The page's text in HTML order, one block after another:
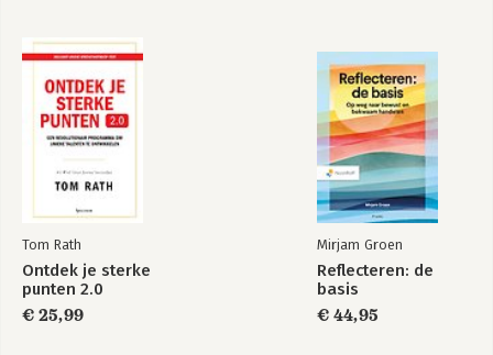
Tom Rath
Ontdek je sterke
punten 2.0
€ 25,99
Mirjam Groen
Reflecteren: de
basis
€ 44,95